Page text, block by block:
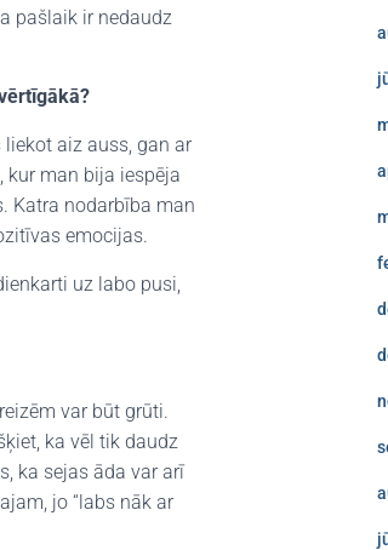
pašlaik ir nedaudz
aiz auss, gan ar
kur man bija iespēja
Katra nodarbība man
emocijas.
uz labo pusi,
var būt grūti.
ka vēl tik daudz
ka sejas āda var arī
jo “labs nāk ar